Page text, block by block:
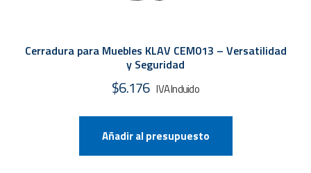
Cerradura para Muebles KLAV CEM013 – Versatilidad
y Seguridad
$6.176
Añadir al presupuesto